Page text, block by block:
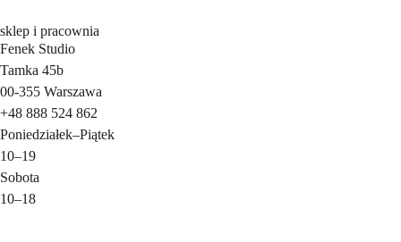
sklep i pracownia
Fenek Studio
Tamka 45b
00-355 Warszawa
+48 888 524 862
Poniedziałek–Piątek
10–19
Sobota
10–18